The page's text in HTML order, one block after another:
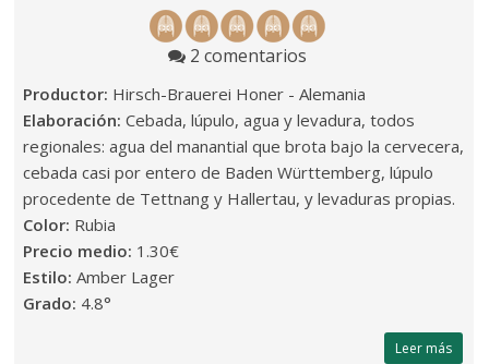
2 comentarios
Productor: Hirsch-Brauerei Honer - Alemania
Elaboración: Cebada, lúpulo, agua y levadura, todos
regionales: agua del manantial que brota bajo la cervecera,
cebada casi por entero de Baden Württemberg, lúpulo
procedente de Tettnang y Hallertau, y levaduras propias.
Color: Rubia
Precio medio: 1.30€
Estilo: Amber Lager
Grado: 4.8°
Leer más